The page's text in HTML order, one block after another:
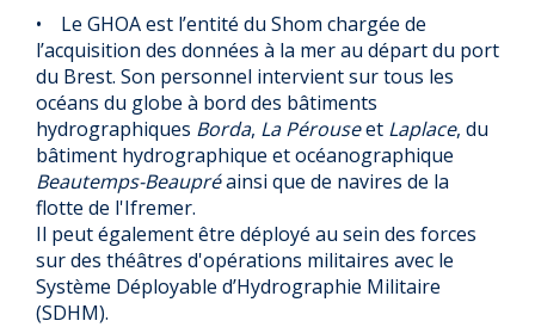
• Le GHOA est l’entité du Shom chargée de
l’acquisition des données à la mer au départ du port
du Brest. Son personnel intervient sur tous les
océans du globe à bord des bâtiments
hydrographiques Borda, La Pérouseet Laplace, du
bâtiment hydrographique et océanographique
Beautemps-Beaupréainsi que de navires de la
flotte de l'Ifremer.
Il peut également être déployé au sein des forces
sur des théâtres d'opérations militaires avec le
Système Déployable d’Hydrographie Militaire
(SDHM).